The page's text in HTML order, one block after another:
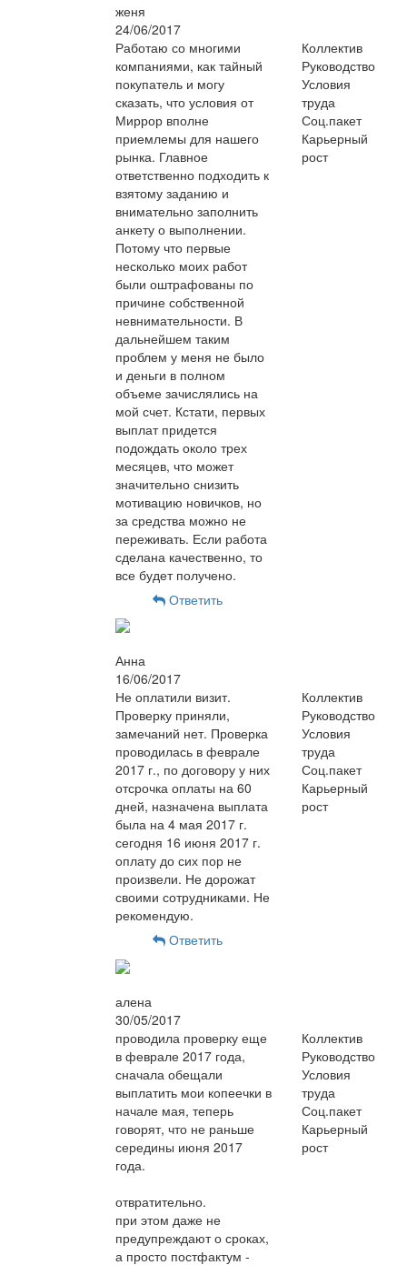
женя
24/06/2017
Работаю со многими
компаниями, как тайный
покупатель и могу
сказать, что условия от
Миррор вполне
приемлемы для нашего
рынка. Главное
ответственно подходить к
взятому заданию и
внимательно заполнить
анкету о выполнении.
Потому что первые
несколько моих работ
были оштрафованы по
причине собственной
невнимательности. В
дальнейшем таким
проблем у меня не было
и деньги в полном
объеме зачислялись на
мой счет. Кстати, первых
выплат придется
подождать около трех
месяцев, что может
значительно снизить
мотивацию новичков, но
за средства можно не
переживать. Если работа
сделана качественно, то
все будет получено.
Коллектив
Руководство
Условия
труда
Соц.пакет
Карьерный
рост
Ответить
Анна
16/06/2017
Не оплатили визит.
Проверку приняли,
замечаний нет. Проверка
проводилась в феврале
2017 г., по договору у них
отсрочка оплаты на 60
дней, назначена выплата
была на 4 мая 2017 г.
сегодня 16 июня 2017 г.
оплату до сих пор не
произвели. Не дорожат
своими сотрудниками. Не
рекомендую.
Коллектив
Руководство
Условия
труда
Соц.пакет
Карьерный
рост
Ответить
алена
30/05/2017
проводила проверку еще
в феврале 2017 года,
сначала обещали
выплатить мои копеечки в
начале мая, теперь
говорят, что не раньше
середины июня 2017
года.
отвратительно.
при этом даже не
предупреждают о сроках,
а просто постфактум -
Коллектив
Руководство
Условия
труда
Соц.пакет
Карьерный
рост